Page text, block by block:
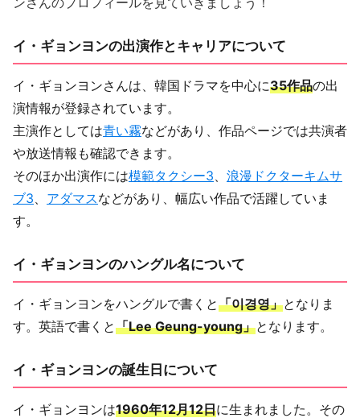
イ・ギョンヨンの出演作とキャリアについて
イ・ギョンヨンさんは、韓国ドラマを中心に35作品の出
演情報が登録されています。
主演作としては青い霧などがあり、作品ページでは共演者
や放送情報も確認できます。
そのほか出演作には模範タクシー3、 浪漫ドクターキムサ
ブ3、 アダマスなどがあり、幅広い作品で活躍していま
す。
イ・ギョンヨンのハングル名について
イ・ギョンヨンをハングルで書くと「이경영」となりま
す。英語で書くと「Lee Geung-young」となります。
イ・ギョンヨンの誕生日について
イ・ギョンヨンは1960年12月12日に生まれました。その